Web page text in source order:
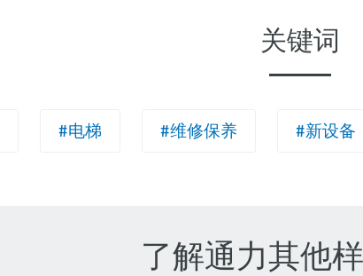
关键词
#电梯 #维修保养 #新设备
了解通力其他